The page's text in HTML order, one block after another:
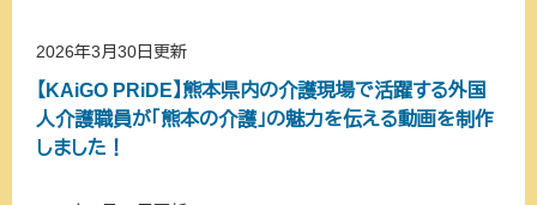
2026年3月30日更新
【KAiGO PRiDE】熊本県内の介護現場で活躍する外国
人介護職員が「熊本の介護」の魅力を伝える動画を制作
しました！